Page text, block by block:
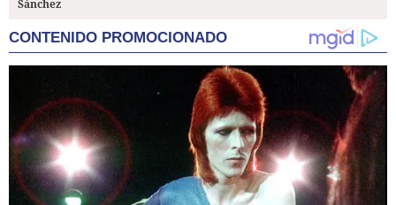
Sánchez
CONTENIDO PROMOCIONADO